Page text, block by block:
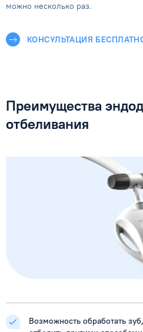
можно несколько раз.
КОНСУЛЬТАЦИЯ
Преимущества
отбеливания
Возможность обработать